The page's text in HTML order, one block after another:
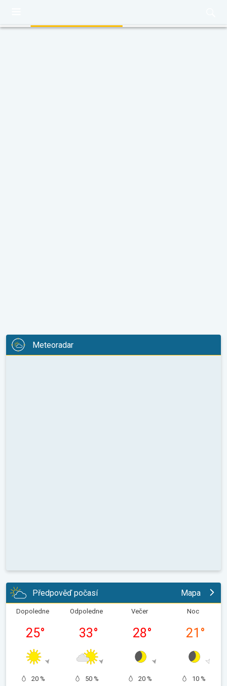
Meteoradar
Předpověď počasí Mapa
Dopoledne
25°
20 %
Odpoledne
33°
50 %
Večer
28°
20 %
Noc
21 °
10 %